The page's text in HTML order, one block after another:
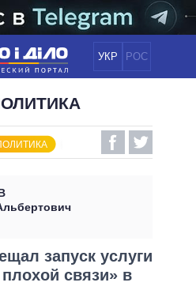
УКР РОС
ПОЛИТИКА
ЭКОНОМИКА
МИР
запуск услуги
связи» в